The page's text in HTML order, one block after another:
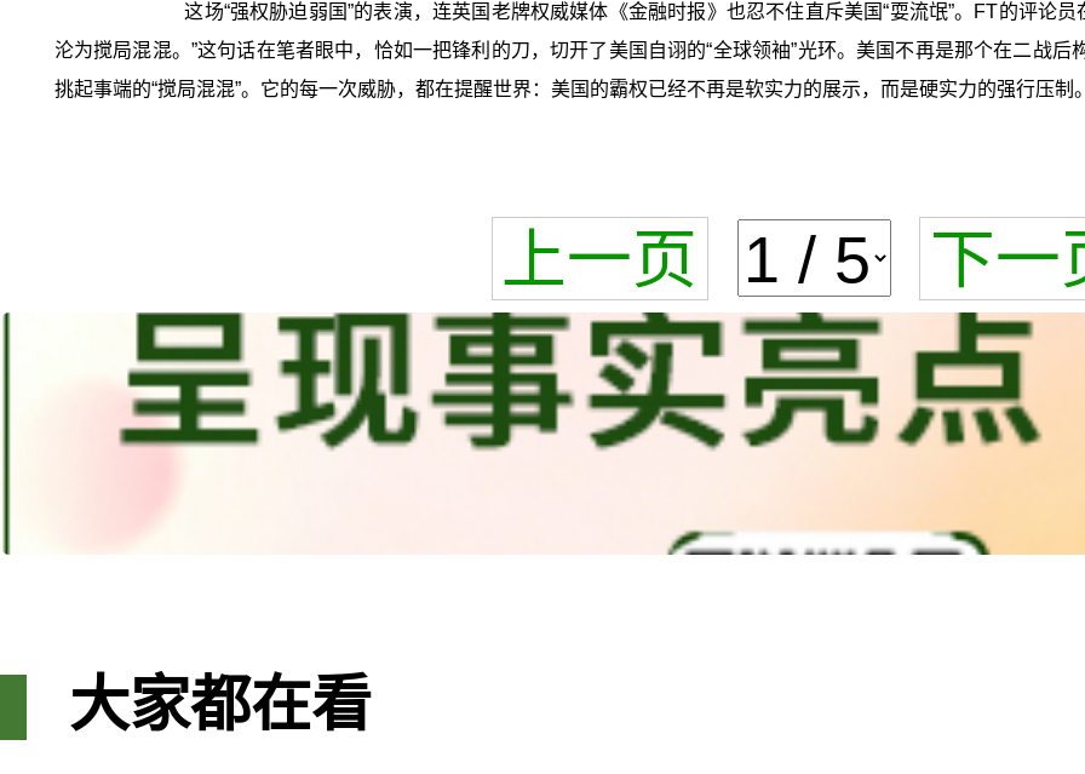
这场“强权胁迫弱国”的表演，连英国老牌权威媒体《金融时报》也忍不住直斥美国“耍流氓”。FT的评论
沦为搅局混混。”这句话在笔者眼中，恰如一把锋利的刀，切开了美国自诩的“全球领袖”光环。美国不再是那个在二战
挑起事端的“搅局混混”。它的每一次威胁，都在提醒世界：美国的霸权已经不再是软实力的展示，而是硬实力的强行压制
上一页 下一
大家都在看